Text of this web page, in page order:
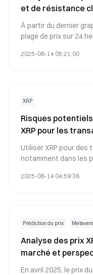
et de résistance
À partir du dernier
plage de prix sur 24
vous apprenant à
2025-08-14 05:21:00
XRP
Risques
XRP pour les
Utiliser XRP pour
notamment dans les
utilisateurs et les
2025-08-14 04:59:38
Prédiction du prix
Analyse des prix
marché et
En avril 2025, le prix